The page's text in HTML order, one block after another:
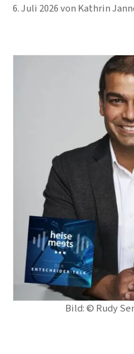
Bild: © Rudy
6. Juli 2026von Kathrin